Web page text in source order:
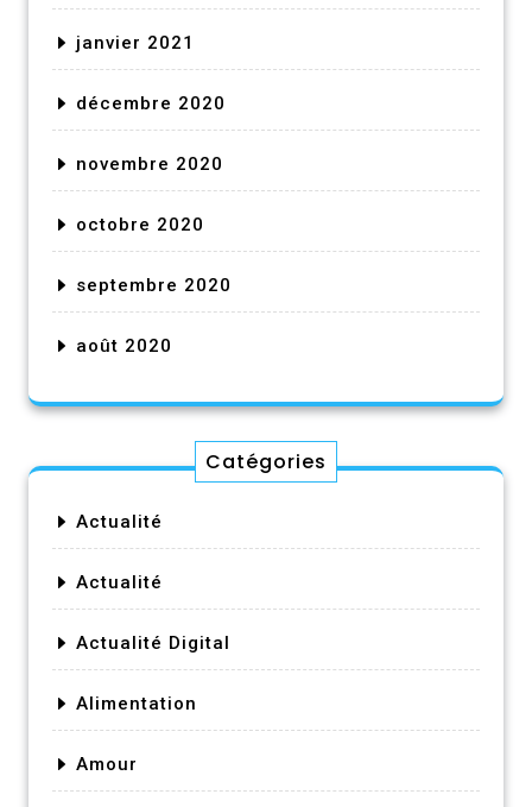
janvier 2021
décembre 2020
novembre 2020
octobre 2020
septembre 2020
août 2020
Catégories
Actualité
Actualité
Actualité Digital
Alimentation
Amour